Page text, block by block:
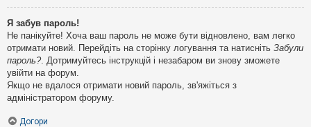
Я забув пароль!
Не панікуйте! Хоча ваш пароль не може бути відновлено, вам легко
отримати новий. Перейдіть на сторінку логування та натисніть Забули
пароль?. Дотримуйтесь інструкцій і незабаром ви знову зможете
увійти на форум.
Якщо не вдалося отримати новий пароль, зв'яжіться з
адміністратором форуму.
Догори